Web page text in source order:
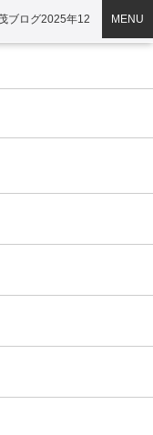
ブログ2025年12
MENU